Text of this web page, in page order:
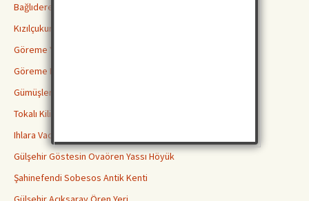
Bağlıdere Aşk Vadisi
Kızılçukur Vadisi Ortahisar
Göreme Yılanlı Kilisesi
Göreme Karanlık Kilise
Gümüşler Manastırı Niğde
Tokalı Kilise Göreme
Ihlara Vadisi Peristrama Güzelyurt Aksaray
Gülşehir Göstesin Ovaören Yassı Höyük
Şahinefendi Sobesos Antik Kenti